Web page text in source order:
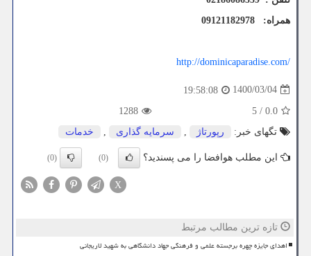
همراه:
http://dominicaparadise.com/
1400/03/04
19:58:08
0.0
/
5
1288
تگهای خبر:
رپورتاژ , سرمایه گذاری , خدمات
این مطلب هوافضا را می پسندید؟ (0)
(0)
X
تازه ترین مطالب مرتبط
اهدای جایزه چهره برجسته علمی و فرهنگی جهاد دانشگاهی به شهید لاریجانی